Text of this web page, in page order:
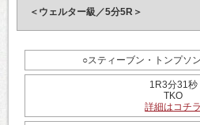
＜ウェルター級／5分5R＞
○スティーブン・トンプソ
1R3分31秒
TKO
詳細はコチラ